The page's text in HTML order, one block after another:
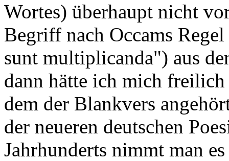
Wortes) überhaupt nicht
Begriff nach Occams
sunt multiplicanda") aus
dann hätte ich mich
dem der Blankvers
der neueren deutschen
Jahrhunderts nimmt man